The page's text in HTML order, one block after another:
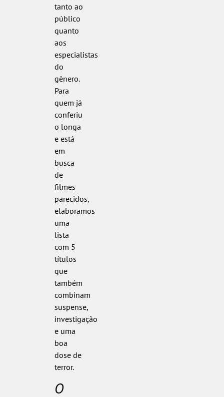
tanto ao
público
quanto
aos
especialistas
do
gênero.
Para
quem já
conferiu
o longa
e está
em
busca
de
filmes
parecidos,
elaboramos
uma
lista
com 5
títulos
que
também
combinam
suspense,
investigação
e uma
boa
dose de
terror.
O